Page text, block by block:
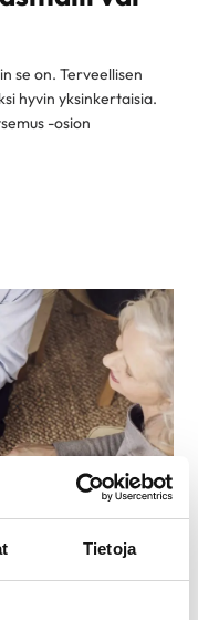
Tietoja
se on. Terveellisen
hyvin yksinkertaisia.
-osion